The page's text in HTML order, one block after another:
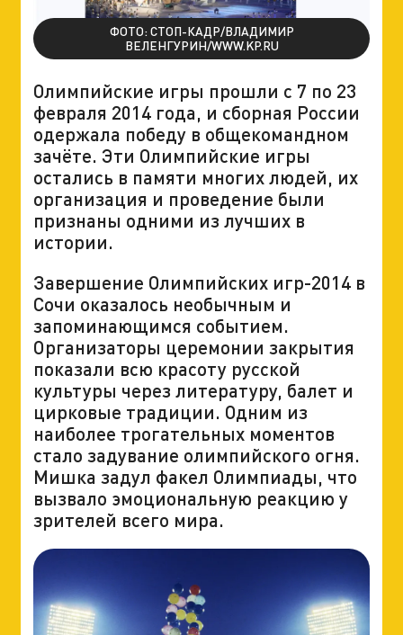
ФОТО: СТОП-КАДР/ВЛАДИМИР
ВЕЛЕНГУРИН/WWW.KP.RU
Олимпийские игры прошли с 7 по 23
февраля 2014 года, и сборная России
одержала победу в общекомандном
зачёте. Эти Олимпийские игры
остались в памяти многих людей, их
организация и проведение были
признаны одними из лучших в
истории.
Завершение Олимпийских игр-2014 в
Сочи оказалось необычным и
запоминающимся событием.
Организаторы церемонии закрытия
показали всю красоту русской
культуры через литературу, балет и
цирковые традиции. Одним из
наиболее трогательных моментов
стало задувание олимпийского огня.
Мишка задул факел Олимпиады, что
вызвало эмоциональную реакцию у
зрителей всего мира.